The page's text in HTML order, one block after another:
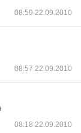
08:59 22.09.2010
08:57 22.09.2010
08:18 22.09.2010